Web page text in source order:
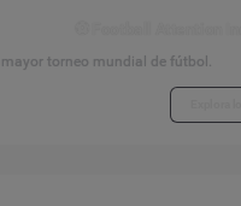
torneo mundial de fútbol.